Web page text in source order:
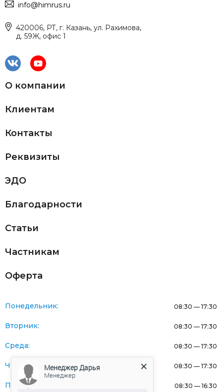
info@himrus.ru
420006, РТ, г. Казань, ул. Рахимова,
д. 59Ж, офис 1
О компании
Клиентам
Контакты
Реквизиты
ЭДО
Благодарности
Статьи
Частникам
Оферта
Понедельник: 08:30 — 17:30
Вторник: 08:30 — 17:30
Среда: 08:30 — 17:30
Четверг: 08:30 — 17:30
Пятница: 08:30 — 16:30
Менеджер Дарья
Менеджер